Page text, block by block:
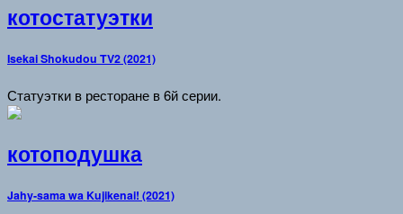
котостатуэтки
Isekai Shokudou TV2 (2021)
Статуэтки в ресторане в 6й серии.
котоподушка
Jahy-sama wa Kujikenai! (2021)